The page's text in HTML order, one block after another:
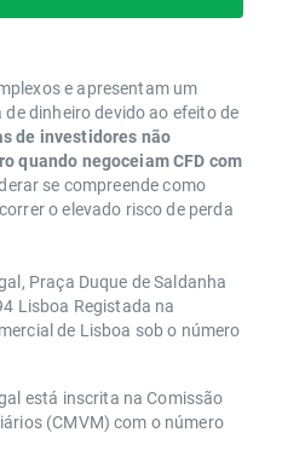
e apresentam um
dinheiro devido ao efeito de
de investidores não
quando negoceiam CFD com
se compreende como
o elevado risco de perda
Praça Duque de Saldanha
Lisboa Registada na
de Lisboa sob o número
está inscrita na Comissão
(CMVM) com o número